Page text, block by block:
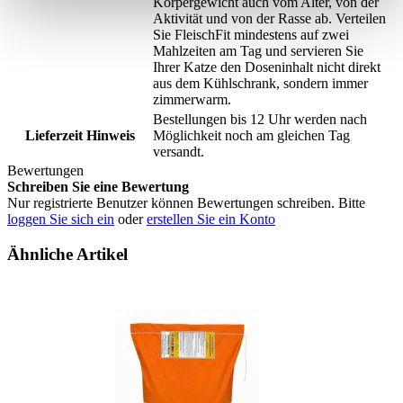
Aktivität und von der Rasse ab. Verteilen
Sie FleischFit mindestens auf zwei
Mahlzeiten am Tag und servieren Sie
Ihrer Katze den Doseninhalt nicht direkt
aus dem Kühlschrank, sondern immer
zimmerwarm.
Lieferzeit Hinweis
Bestellungen bis 12 Uhr werden nach
Möglichkeit noch am gleichen Tag
versandt.
Bewertungen
Schreiben Sie eine Bewertung
Nur registrierte Benutzer können Bewertungen schreiben. Bitte
loggen Sie sich ein odererstellen Sie ein Konto
Ähnliche Artikel